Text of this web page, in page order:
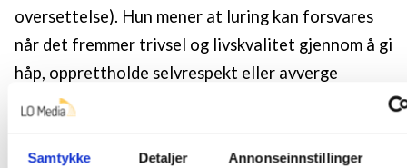
Samtykke Detaljer Annonseinnstillinger
oversettelse). Hun mener at luring kan forsvares
når det fremmer trivsel og livskvalitet gjennom å gi
håp, opprettholde selvrespekt eller avverge
smerte og fortvilelse, men at det så langt som
mulig bør velges metoder uten luring. Hun påpeker
også at luring vil undergrave tjenestebrukers tillit